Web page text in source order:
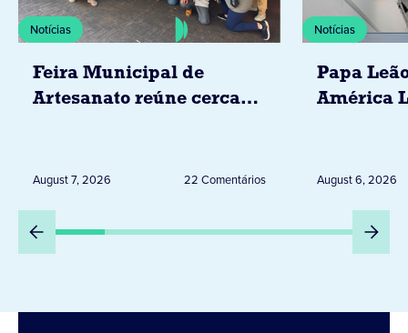
Notícias
Feira Municipal de
Artesanato reúne cerca
August 7, 2026 22 Comentários
Notícias
Papa
América
Peru
August 6, 2026